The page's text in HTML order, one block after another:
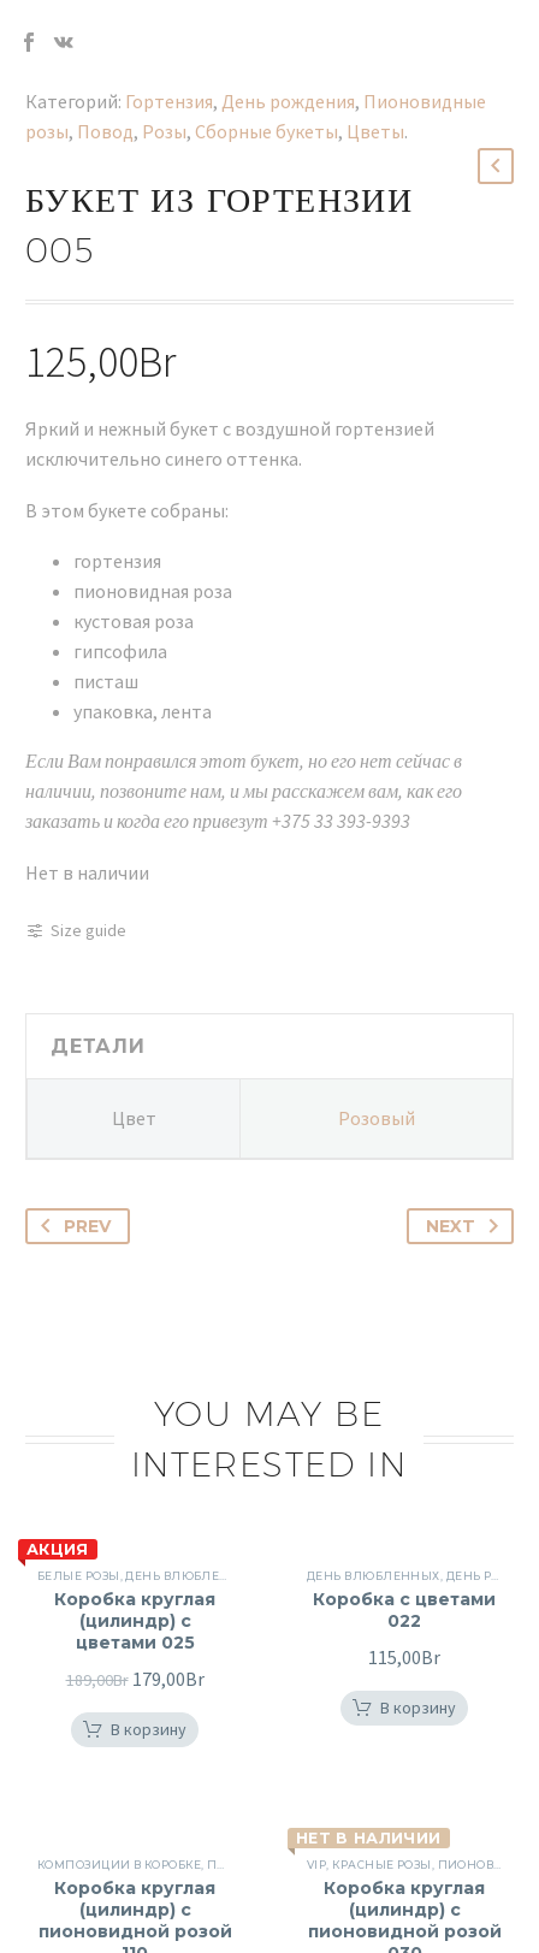
Категорий: Гортензия, День рождения, Пионовидные
розы, Повод, Розы, Сборные букеты, Цветы.
БУКЕТ ИЗ ГОРТЕНЗИИ
005
125,00Br
Яркий и нежный букет с воздушной гортензией
исключительно синего оттенка.
В этом букете собраны:
гортензия
пионовидная роза
кустовая роза
гипсофила
писташ
упаковка, лента
Если Вам понравился этот букет, но его нет сейчас в
наличии, позвоните нам, и мы расскажем вам, как его
заказать и когда его привезут +375 33 393-9393
Нет в наличии
Size guide
ДЕТАЛИ
Цвет Розовый
PREV NEXT
YOU MAY BE
INTERESTED IN
АКЦИЯ
БЕЛЫЕ РОЗЫ ДЕНЬ ВЛЮБЛЕННЫХ ДЕНЬ РОЖДЕНИЯ,ПИОНОВИДНЫЕ РОЗЫ
Коробка круглая
(цилиндр) с
цветами 025
189,00Br Первоначальная
цена
составляла
179,00BrТекущая
В корзину
ДЕНЬ ВЛЮБЛЕННЫХ ДЕНЬ РОЖДЕНИЯ
Коробка с цветами
022
115,00Br
В корзину
КОМПОЗИЦИИ В КОРОБКЕ ПИОНОВИДНЫЕ РОЗЫ ,ШЛЯПНЫЕ
Коробка круглая
(цилиндр) с
пионовидной розой
НЕТ В НАЛИЧИИ
VIP КРАСНЫЕ РОЗЫ ПИОНОВИДНЫЕ РОЗЫ
Коробка круглая
(цилиндр) с
пионовидной розой